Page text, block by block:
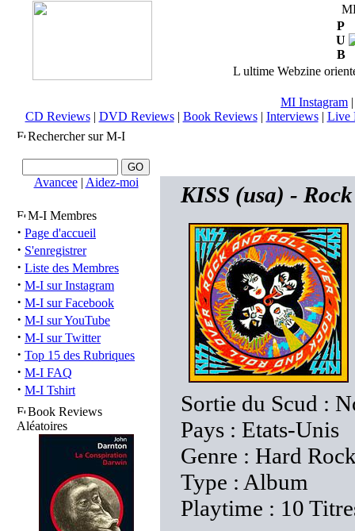
P
U
B
L ultime Webzine
MI Instagram
CD Reviews| DVD Reviews| Book Reviews| Interviews| Live
Rechercher sur M-I
Avancee| Aidez-moi
M-I Membres
· Page d'accueil
· S'enregistrer
· Liste des Membres
· M-I sur Instagram
· M-I sur Facebook
· M-I sur YouTube
· M-I sur Twitter
· Top 15 des Rubriques
· M-I FAQ
· M-I Tshirt
Book Reviews
Aléatoires
KISS (usa) -
Sortie du Scud :
Pays : Etats-Unis
Genre : Hard
Type : Album
Playtime : 10